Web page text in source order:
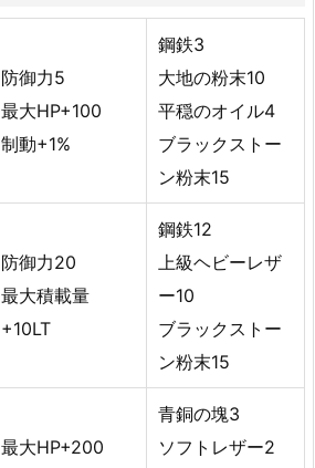
防御力5
最大HP+100
制動+1%
鋼鉄3
大地の粉末10
平穏のオイル4
ブラックストー
ン粉末15
防御力20
最大積載量
+10LT
鋼鉄12
上級ヘビーレザ
ー10
ブラックストー
ン粉末15
最大HP+200
青銅の塊3
ソフトレザー2